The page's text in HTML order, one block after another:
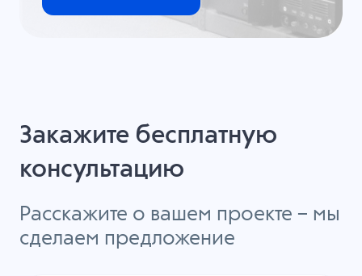
Закажите бесплатную
консультацию
Расскажите о вашем проекте – мы
сделаем предложение